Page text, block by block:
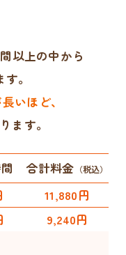
以上の中から
。
いほど、
ます。
合計料金 （税込）
11,880円
9,240円